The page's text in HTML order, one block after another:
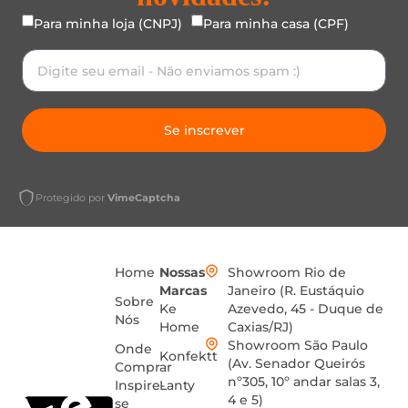
Para minha loja (CNPJ) Para minha casa (CPF)
Se inscrever
Protegido por VimeCaptcha
Home
Sobre
Nós
Onde
Comprar
Inspire-
se
Nossas
Marcas
Ke
Home
Konfektt
Lanty
Showroom Rio de
Janeiro (R. Eustáquio
Azevedo, 45 - Duque de
Caxias/RJ)
Showroom São Paulo
(Av. Senador Queirós
nº305, 10º andar salas 3,
4 e 5)